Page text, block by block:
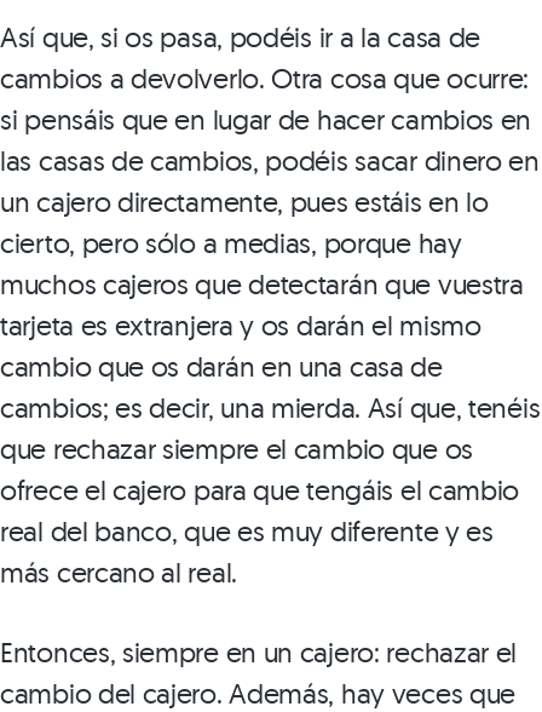
Así que, si os pasa, podéis ir a la casa de
cambios a devolverlo. Otra cosa que ocurre:
si pensáis que en lugar de hacer cambios en
las casas de cambios, podéis sacar dinero en
un cajero directamente, pues estáis en lo
cierto, pero sólo a medias, porque hay
muchos cajeros que detectarán que vuestra
tarjeta es extranjera y os darán el mismo
cambio que os darán en una casa de
cambios; es decir, una mierda. Así que, tenéis
que rechazar siempre el cambio que os
ofrece el cajero para que tengáis el cambio
real del banco, que es muy diferente y es
más cercano al real.
Entonces, siempre en un cajero: rechazar el
cambio del cajero. Además, hay veces que